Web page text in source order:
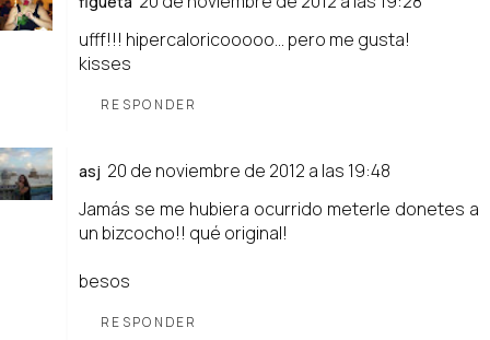
ufff!!! hipercaloricooooo... pero me gusta!
kisses
RESPONDER
asj 20 de noviembre de 2012 a las 19:48
Jamás se me hubiera ocurrido meterle donetes a
un bizcocho!! qué original!
besos
RESPONDER